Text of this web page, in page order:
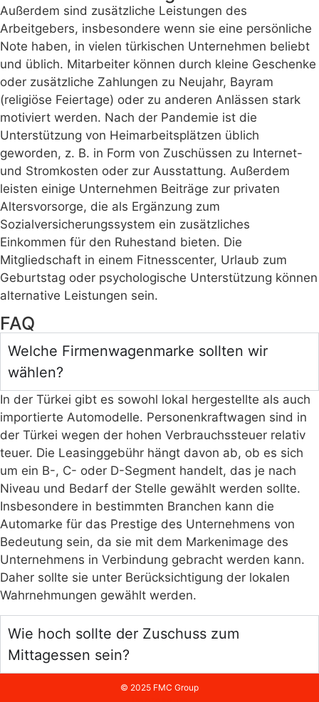
Außerdem sind zusätzliche Leistungen des
Arbeitgebers, insbesondere wenn sie eine persönliche
Note haben, in vielen türkischen Unternehmen beliebt
und üblich. Mitarbeiter können durch kleine Geschenke
oder zusätzliche Zahlungen zu Neujahr, Bayram
(religiöse Feiertage) oder zu anderen Anlässen stark
motiviert werden. Nach der Pandemie ist die
Unterstützung von Heimarbeitsplätzen üblich
geworden, z. B. in Form von Zuschüssen zu Internet-
und Stromkosten oder zur Ausstattung. Außerdem
leisten einige Unternehmen Beiträge zur privaten
Altersvorsorge, die als Ergänzung zum
Sozialversicherungssystem ein zusätzliches
Einkommen für den Ruhestand bieten. Die
Mitgliedschaft in einem Fitnesscenter, Urlaub zum
Geburtstag oder psychologische Unterstützung können
alternative Leistungen sein.
FAQ
Welche Firmenwagenmarke sollten wir
wählen?
In der Türkei gibt es sowohl lokal hergestellte als auch
importierte Automodelle. Personenkraftwagen sind in
der Türkei wegen der hohen Verbrauchssteuer relativ
teuer. Die Leasinggebühr hängt davon ab, ob es sich
um ein B-, C- oder D-Segment handelt, das je nach
Niveau und Bedarf der Stelle gewählt werden sollte.
Insbesondere in bestimmten Branchen kann die
Automarke für das Prestige des Unternehmens von
Bedeutung sein, da sie mit dem Markenimage des
Unternehmens in Verbindung gebracht werden kann.
Daher sollte sie unter Berücksichtigung der lokalen
Wahrnehmungen gewählt werden.
Wie hoch sollte der Zuschuss zum
Mittagessen sein?
© 2025 FMC Group